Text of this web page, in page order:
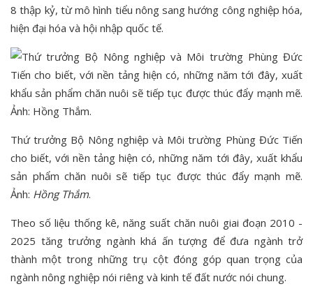
8 thập kỷ, từ mô hình tiểu nông sang hướng công nghiệp hóa,
hiện đại hóa và hội nhập quốc tế.
Thứ trưởng Bộ Nông nghiệp và Môi trường Phùng Đức Tiến
cho biết, với nền tảng hiện có, những năm tới đây, xuất khẩu
sản phẩm chăn nuôi sẽ tiếp tục được thúc đẩy mạnh mẽ.
Ảnh: Hồng Thắm
Theo số liệu thống kê, năng suất chăn nuôi giai đoạn 2010 -
2025 tăng trưởng ngành khá ấn tượng để đưa ngành trở
thành một trong những trụ cột đóng góp quan trọng của
ngành nông nghiệp nói riêng và kinh tế đất nước nói chung.